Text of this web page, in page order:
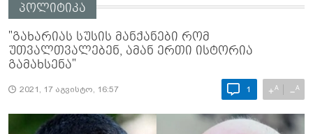
პოლიტიკა
"გახარიას სუსის მანქანები რომ
უთვალთვალებენ, ამან ერთი ისტორია
გამახსენა"
2021, 17 აგვისტო, 16:57 1 +A −A